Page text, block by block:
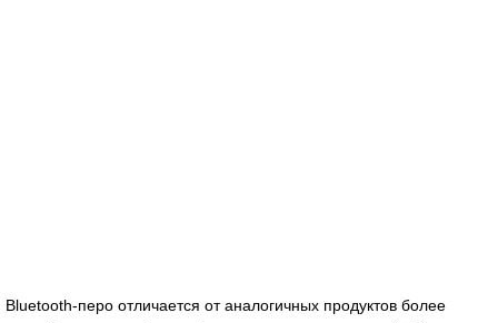
Bluetooth-перо отличается от аналогичных продуктов более